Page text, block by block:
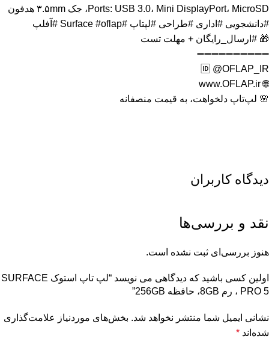
Ports: USB 3.0، Mini DisplayPort، MicroSD، جک ۳.۵mm هدفون
#دانشجویی #اداری #طراحی #لپتاپ #Surface
#oflap
#آفلپ
🎁 #ارسال_رایگان + مهلت تست
➖➖➖➖➖➖➖➖➖➖
🆔 @OFLAP_IR
🌐
www.OFLAP.ir
🌸 لپ‌تاپ دلخواهت، به قیمت منصفانه
دیدگاه کاربران
نقد و بررسی‌ها
هنوز بررسی‌ای ثبت نشده است.
اولین کسی باشید که دیدگاهی می نویسد “لپ تاپ استوک SURFACE
PRO 5 ، رم 8GB، حافظه 256GB”
نشانی ایمیل شما منتشر نخواهد شد. بخش‌های موردنیاز علامت‌گذاری
شده‌اند *